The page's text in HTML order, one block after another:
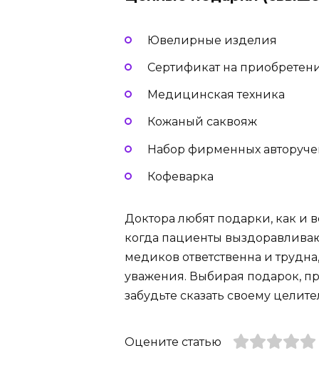
Ювелирные изделия
Сертификат на
Медицинская техника
Кожаный саквояж
Набор фирменных
Кофеварка
Доктора любят подарки, как и
когда пациенты
медиков ответственна и
уважения. Выбирая подарок,
забудьте сказать своему
Оцените статью